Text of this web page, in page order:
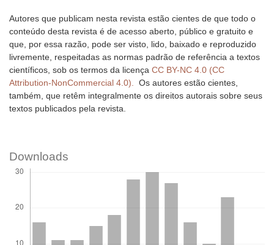
Autores que publicam nesta revista estão cientes de que todo o
conteúdo desta revista é de acesso aberto, público e gratuito e
que, por essa razão, pode ser visto, lido, baixado e reproduzido
livremente, respeitadas as normas padrão de referência a textos
científicos, sob os termos da licença CC BY-NC 4.0 (CC
Attribution-NonCommercial 4.0). Os autores estão cientes,
também, que retêm integralmente os direitos autorais sobre seus
textos publicados pela revista.
Downloads